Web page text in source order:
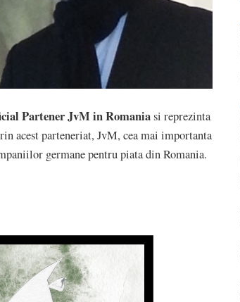
Partener JvM in Romaniasi reprezinta
acest parteneriat, JvM, cea mai importanta
germane pentru piata din Romania.